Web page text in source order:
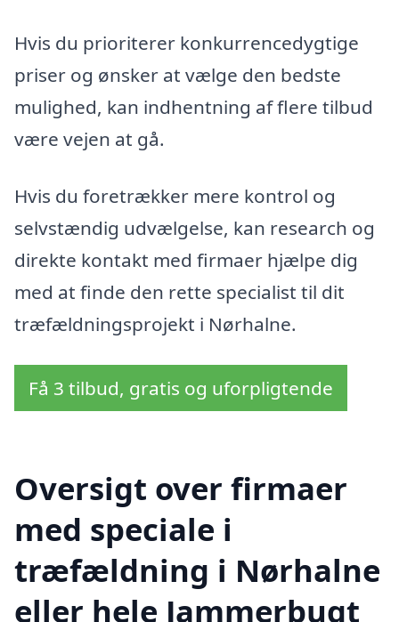
Hvis du prioriterer konkurrencedygtige
priser og ønsker at vælge den bedste
mulighed, kan indhentning af flere tilbud
være vejen at gå.
Hvis du foretrækker mere kontrol og
selvstændig udvælgelse, kan research og
direkte kontakt med firmaer hjælpe dig
med at finde den rette specialist til dit
træfældningsprojekt i Nørhalne.
Få 3 tilbud, gratis og uforpligtende
Oversigt over firmaer
med speciale i
træfældning i Nørhalne
eller hele Jammerbugt